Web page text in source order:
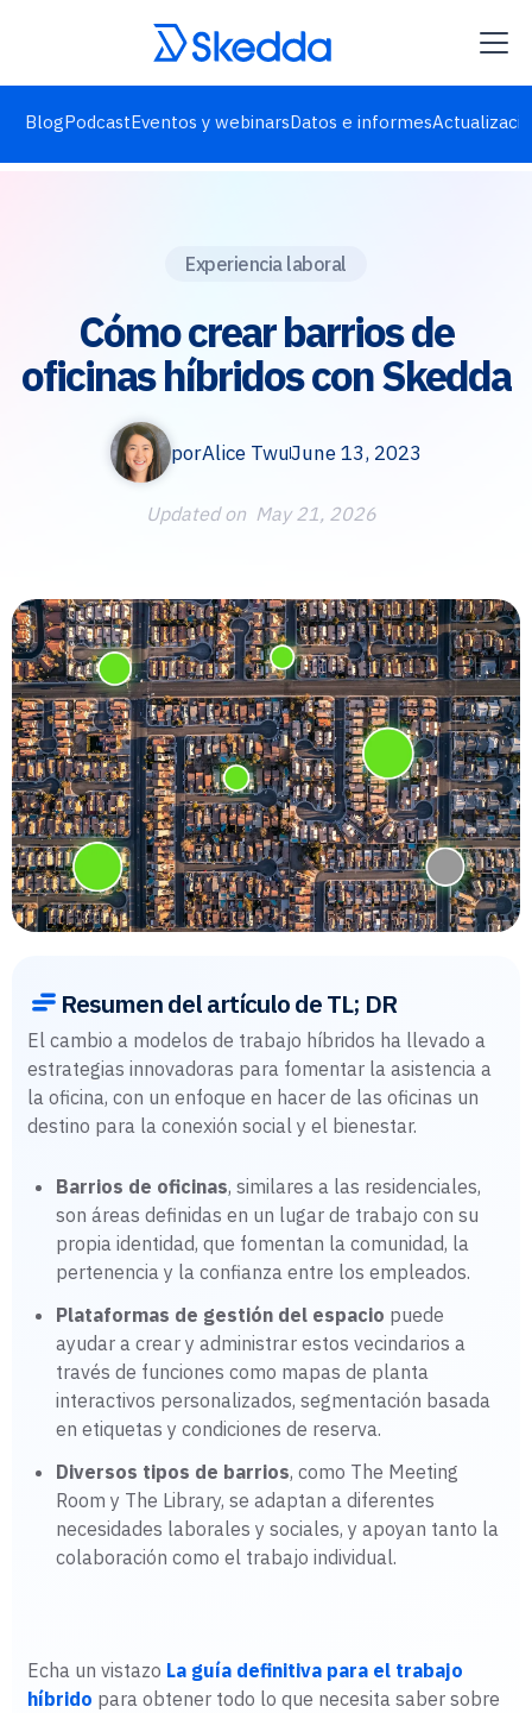
BlogPodcastEventos y webinarsDatos e informes
Experiencia laboral
Cómo crear barrios de
oficinas híbridos con Skedda
porAlice TwuJune 13, 2023
Updated on May 21, 2026
Resumen del artículo de TL; DR
El cambio a modelos de trabajo híbridos ha llevado a
estrategias innovadoras para fomentar la asistencia a
la oficina, con un enfoque en hacer de las oficinas un
destino para la conexión social y el bienestar.
Barrios de oficinas, similares a las residenciales,
son áreas definidas en un lugar de trabajo con su
propia identidad, que fomentan la comunidad, la
pertenencia y la confianza entre los empleados.
Plataformas de gestión del espacio puede
ayudar a crear y administrar estos vecindarios a
través de funciones como mapas de planta
interactivos personalizados, segmentación basada
en etiquetas y condiciones de reserva.
Diversos tipos de barrios, como The Meeting
Room y The Library, se adaptan a diferentes
necesidades laborales y sociales, y apoyan tanto la
colaboración como el trabajo individual.
Echa un vistazo La guía definitiva para el trabajo
híbrido para obtener todo lo que necesita saber sobre